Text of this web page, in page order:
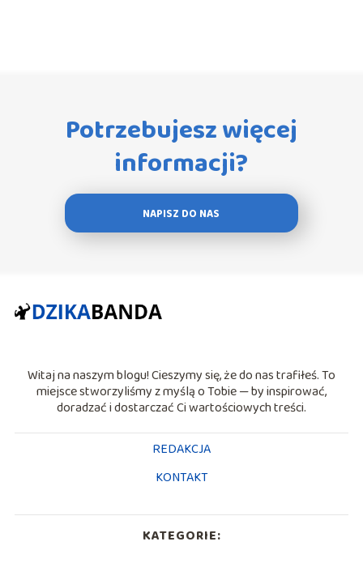
Potrzebujesz więcej
informacji?
NAPISZ DO NAS
Witaj na naszym blogu! Cieszymy się, że do nas trafiłeś. To
miejsce stworzyliśmy z myślą o Tobie — by inspirować,
doradzać i dostarczać Ci wartościowych treści.
REDAKCJA
KONTAKT
KATEGORIE: